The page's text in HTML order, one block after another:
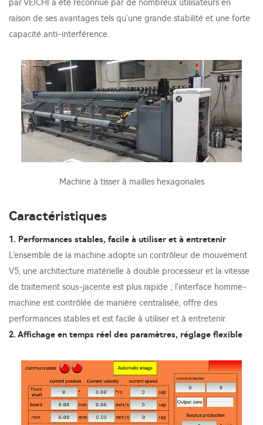
par VEICHI a été reconnue par de nombreux utilisateurs en
raison de ses avantages tels qu'une grande stabilité et une forte
capacité anti-interférence.
Machine à tisser à mailles hexagonales
Caractéristiques
1. Performances stables, facile à utiliser et à entretenir
L'ensemble de la machine adopte un contrôleur de mouvement
V5, une architecture matérielle à double processeur et la vitesse
de traitement sous-jacente est plus rapide ; l'interface homme-
machine est contrôlée de manière centralisée, offre des
performances stables et est facile à utiliser et à entretenir.
2. Affichage en temps réel des paramètres, réglage flexible